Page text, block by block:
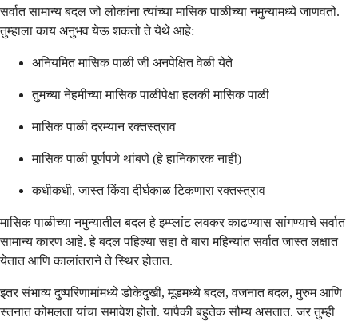
सर्वात सामान्य बदल जो लोकांना त्यांच्या मासिक पाळीच्या नमुन्यामध्ये जाणवतो.
तुम्हाला काय अनुभव येऊ शकतो ते येथे आहे:
अनियमित मासिक पाळी जी अनपेक्षित वेळी येते
तुमच्या नेहमीच्या मासिक पाळीपेक्षा हलकी मासिक पाळी
मासिक पाळी दरम्यान रक्तस्त्राव
मासिक पाळी पूर्णपणे थांबणे (हे हानिकारक नाही)
कधीकधी, जास्त किंवा दीर्घकाळ टिकणारा रक्तस्त्राव
मासिक पाळीच्या नमुन्यातील बदल हे इम्प्लांट लवकर काढण्यास सांगण्याचे सर्वात
सामान्य कारण आहे. हे बदल पहिल्या सहा ते बारा महिन्यांत सर्वात जास्त लक्षात
येतात आणि कालांतराने ते स्थिर होतात.
इतर संभाव्य दुष्परिणामांमध्ये डोकेदुखी, मूडमध्ये बदल, वजनात बदल, मुरुम आणि
स्तनात कोमलता यांचा समावेश होतो. यापैकी बहुतेक सौम्य असतात. जर तुम्ही